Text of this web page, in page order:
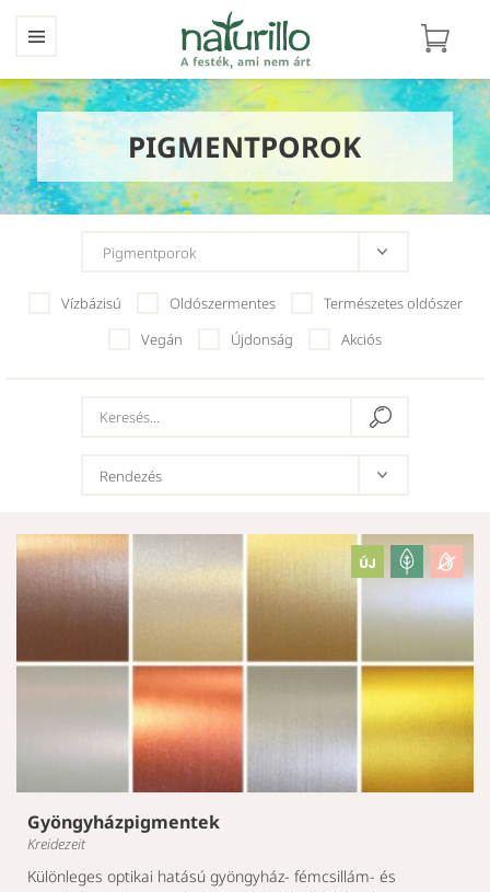
PIGMENTPOROK
Vízbázisú Oldószermentes
Természetes oldószer
Vegán
Újdonság Akciós
Gyöngyházpigmentek
Kreidezeit
Különleges optikai hatású gyöngyház- fémcsillám- és